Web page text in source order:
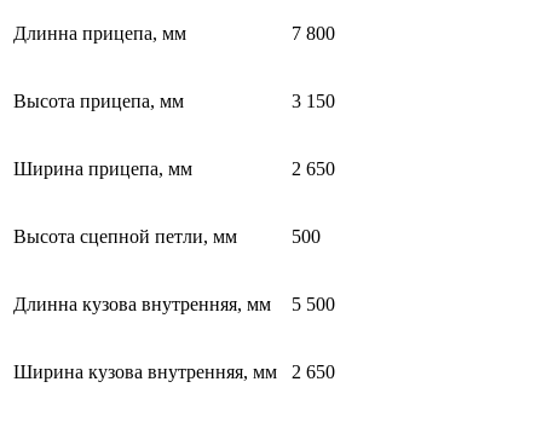
Длинна прицепа, мм 7 800
Высота прицепа, мм 3 150
Ширина прицепа, мм 2 650
Высота сцепной петли, мм 500
Длинна кузова внутренняя, мм 5 500
Ширина кузова внутренняя, мм 2 650